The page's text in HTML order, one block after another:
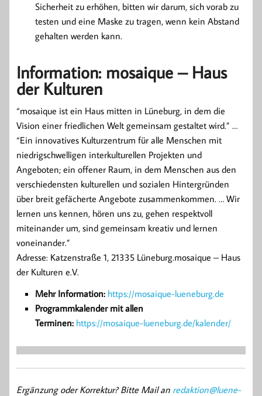
Sicherheit zu erhöhen, bitten wir darum, sich vorab zu
testen und eine Maske zu tragen, wenn kein Abstand
gehalten werden kann.
Information: mosaique – Haus
der Kulturen
“mosaique ist ein Haus mitten in Lüneburg, in dem die
Vision einer friedlichen Welt gemeinsam gestaltet wird.” …
“Ein innovatives Kulturzentrum für alle Menschen mit
niedrigschwelligen interkulturellen Projekten und
Angeboten; ein offener Raum, in dem Menschen aus den
verschiedensten kulturellen und sozialen Hintergründen
über breit gefächerte Angebote zusammenkommen. … Wir
lernen uns kennen, hören uns zu, gehen respektvoll
miteinander um, sind gemeinsam kreativ und lernen
voneinander.”
Adresse: Katzenstraße 1, 21335 Lüneburg.mosaique – Haus
der Kulturen e.V.
Mehr Information: https://mosaique-lueneburg.de
Programmkalender mit allen
Terminen: https://mosaique-lueneburg.de/kalender/
Ergänzung oder Korrektur? Bitte Mail an redaktion@luene-